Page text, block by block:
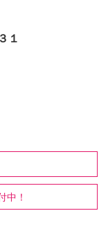
１
中！